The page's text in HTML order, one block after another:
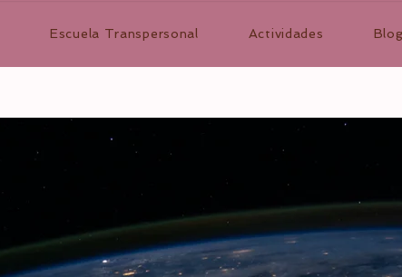
Escuela Transpersonal Actividades Blog